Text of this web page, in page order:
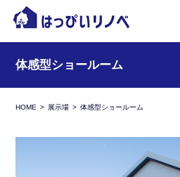
体感型ショールーム
HOME 展示場 体感型ショールーム